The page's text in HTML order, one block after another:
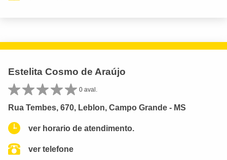
Estelita Cosmo de Araújo
0 aval.
Rua Tembes, 670, Leblon, Campo Grande - MS
ver horario de atendimento.
ver telefone